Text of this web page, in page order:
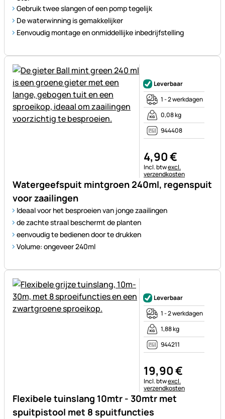
Gebruik twee slangen of een pomp tegelijk
De waterwinning is gemakkelijker
Eenvoudig montage en onmiddellijke inbedrijfstelling
Watergeefspuit mintgroen 240ml, regenspuit
voor zaailingen
Ideaal voor het besproeien van jonge zaailingen
de zachte straal beschermt de planten
eenvoudig te bedienen door te drukken
Volume: ongeveer 240ml
Leverbaar
1 - 2 werkdagen
0,08 kg
944408
4,90€
Belastinginformatie:
Incl. btwexcl.
verzendkosten
Flexibele tuinslang 10mtr - 30mtr met
spuitpistool met 8 spuitfuncties
Leverbaar
1 - 2 werkdagen
1,88 kg
944211
19,90€
Belastinginformatie:
Incl. btwexcl.
verzendkosten